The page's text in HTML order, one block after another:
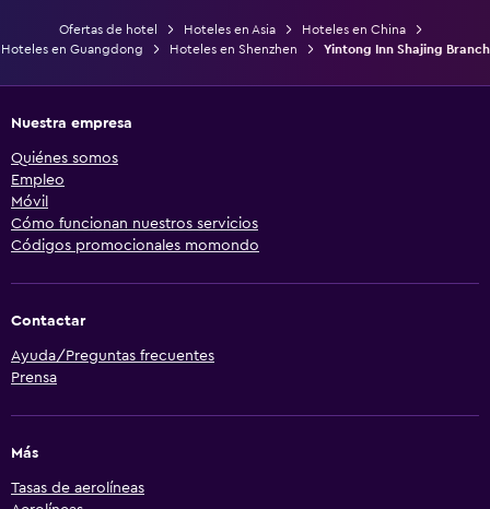
Ofertas de hotel Hoteles en Asia
Hoteles en China
Hoteles en Guangdong
Hoteles en Shenzhen Yintong Inn Shajing Branch
Nuestra empresa
Quiénes somos
Empleo
Móvil
Cómo funcionan nuestros servicios
Códigos promocionales momondo
Contactar
Ayuda/Preguntas frecuentes
Prensa
Más
Tasas de aerolíneas